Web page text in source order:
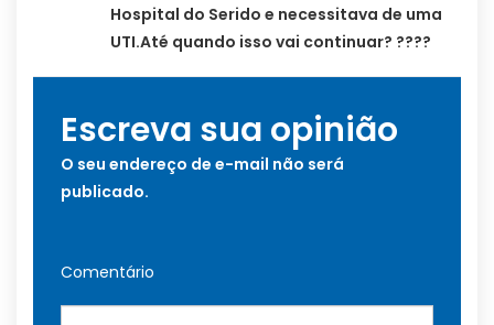
Hospital do Serido e necessitava de uma
UTI.Até quando isso vai continuar? ????
Escreva sua opinião
O seu endereço de e-mail não será
publicado.
Comentário